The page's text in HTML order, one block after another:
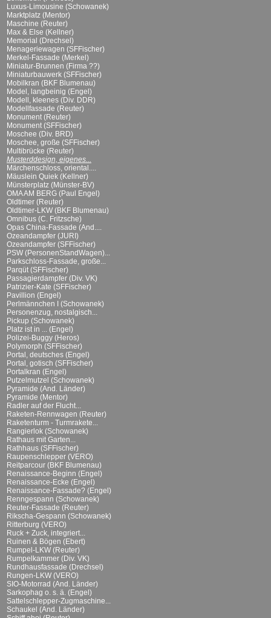
Luxus-Limousine (Schowanek)
Marktplatz (Mentor)
Maschine (Reuter)
Max & Else (Kellner)
Memorial (Drechsel)
Menageriewagen (SFFischer)
Merkel-Fassade (Merkel)
Miniatur-Brunnen (Firma ??)
Miniaturbauwerk (SFFischer)
Mobilkran (BKF Blumenau)
Model, langbeinig (Engel)
Modell, kleenes (Div. DDR)
Modellfassade (Reuter)
Monument (Reuter)
Monument (SFFischer)
Moschee (Div. BRD)
Moschee, große (SFFischer)
Multibrücke (Reuter)
Musterddesign, eigenes...
Märchenschloss, oriental....
Mäuslein Quiek (Kellner)
Münsterplatz (Münster-BV)
OMA AM BERG (Paul Engel)
Oldtimer (Reuter)
Oldtimer-LKW (BKF Blumenau)
Omnibus (C. Fritzsche)
Opas China-Fassade (And....
Ozeandampfer (JURI)
Ozeandampfer (SFFischer)
PSW (PersonenStandWagen)...
Parkschloss-Fassade, große...
Parqüt (SFFischer)
Passagierdampfer (Div. VK)
Patrizier-Kate (SFFischer)
Pavillion (Engel)
Perlmännchen I (Schowanek)
Personenzug, nostalgisch...
Pickup (Schowanek)
Platz ist in ... (Engel)
Polizei-Buggy (Heros)
Polymorph (SFFischer)
Portal, deutsches (Engel)
Portal, gotisch (SFFischer)
Portalkran (Engel)
Putzelmutzel (Schowanek)
Pyramide (And. Länder)
Pyramide (Mentor)
Radler auf der Flucht...
Raketen-Rennwagen (Reuter)
Raketenturm - Turmrakete...
Rangierlok (Schowanek)
Rathaus mit Garten...
Rathhaus (SFFischer)
Raupenschlepper (VERO)
Reitparcour (BKF Blumenau)
Renaissance-Beginn (Engel)
Renaissance-Ecke (Engel)
Renaissance-Fassade? (Engel)
Renngespann (Schowanek)
Reuter-Fassade (Reuter)
Rikscha-Gespann (Schowanek)
Ritterburg (VERO)
Ruck + Zuck, integriert...
Ruinen & Bögen (Ebert)
Rumpel-LKW (Reuter)
Rumpelkammer (Div. VK)
Rundhausfassade (Drechsel)
Rungen-LKW (VERO)
SIO-Motorrad (And. Länder)
Sarkophag o. s. ä. (Engel)
Sattelschlepper-Zugmaschine...
Schaukel (And. Länder)